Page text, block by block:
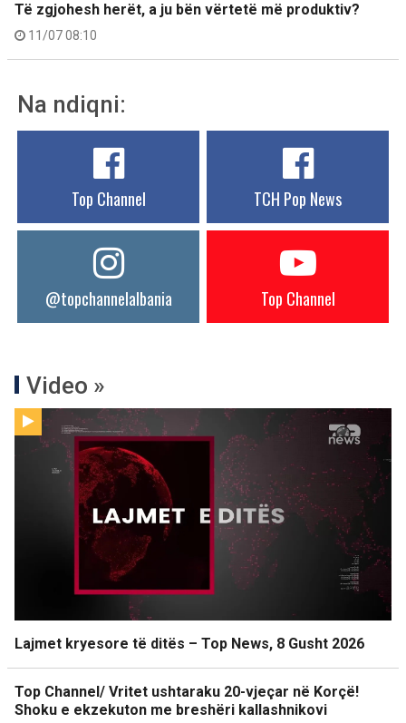
Të zgjohesh herët, a ju bën vërtetë më produktiv?
11/07 08:10
Na ndiqni:
Top Channel TCH Pop News
@topchannelalbania Top Channel
Video »
Lajmet kryesore të ditës – Top News, 8 Gusht 2026
Top Channel/ Vritet ushtaraku 20-vjeçar në Korçë!
Shoku e ekzekuton me breshëri kallashnikovi